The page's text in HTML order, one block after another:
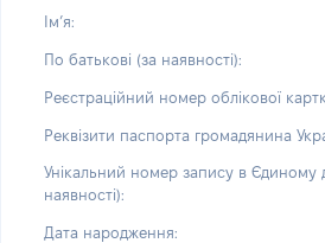
Імʼя:
По батькові (за наявності):
Реєстраційний номер облікової
Реквізити паспорта громадянина
Унікальний номер запису в Єдиному
наявності):
Дата народження: